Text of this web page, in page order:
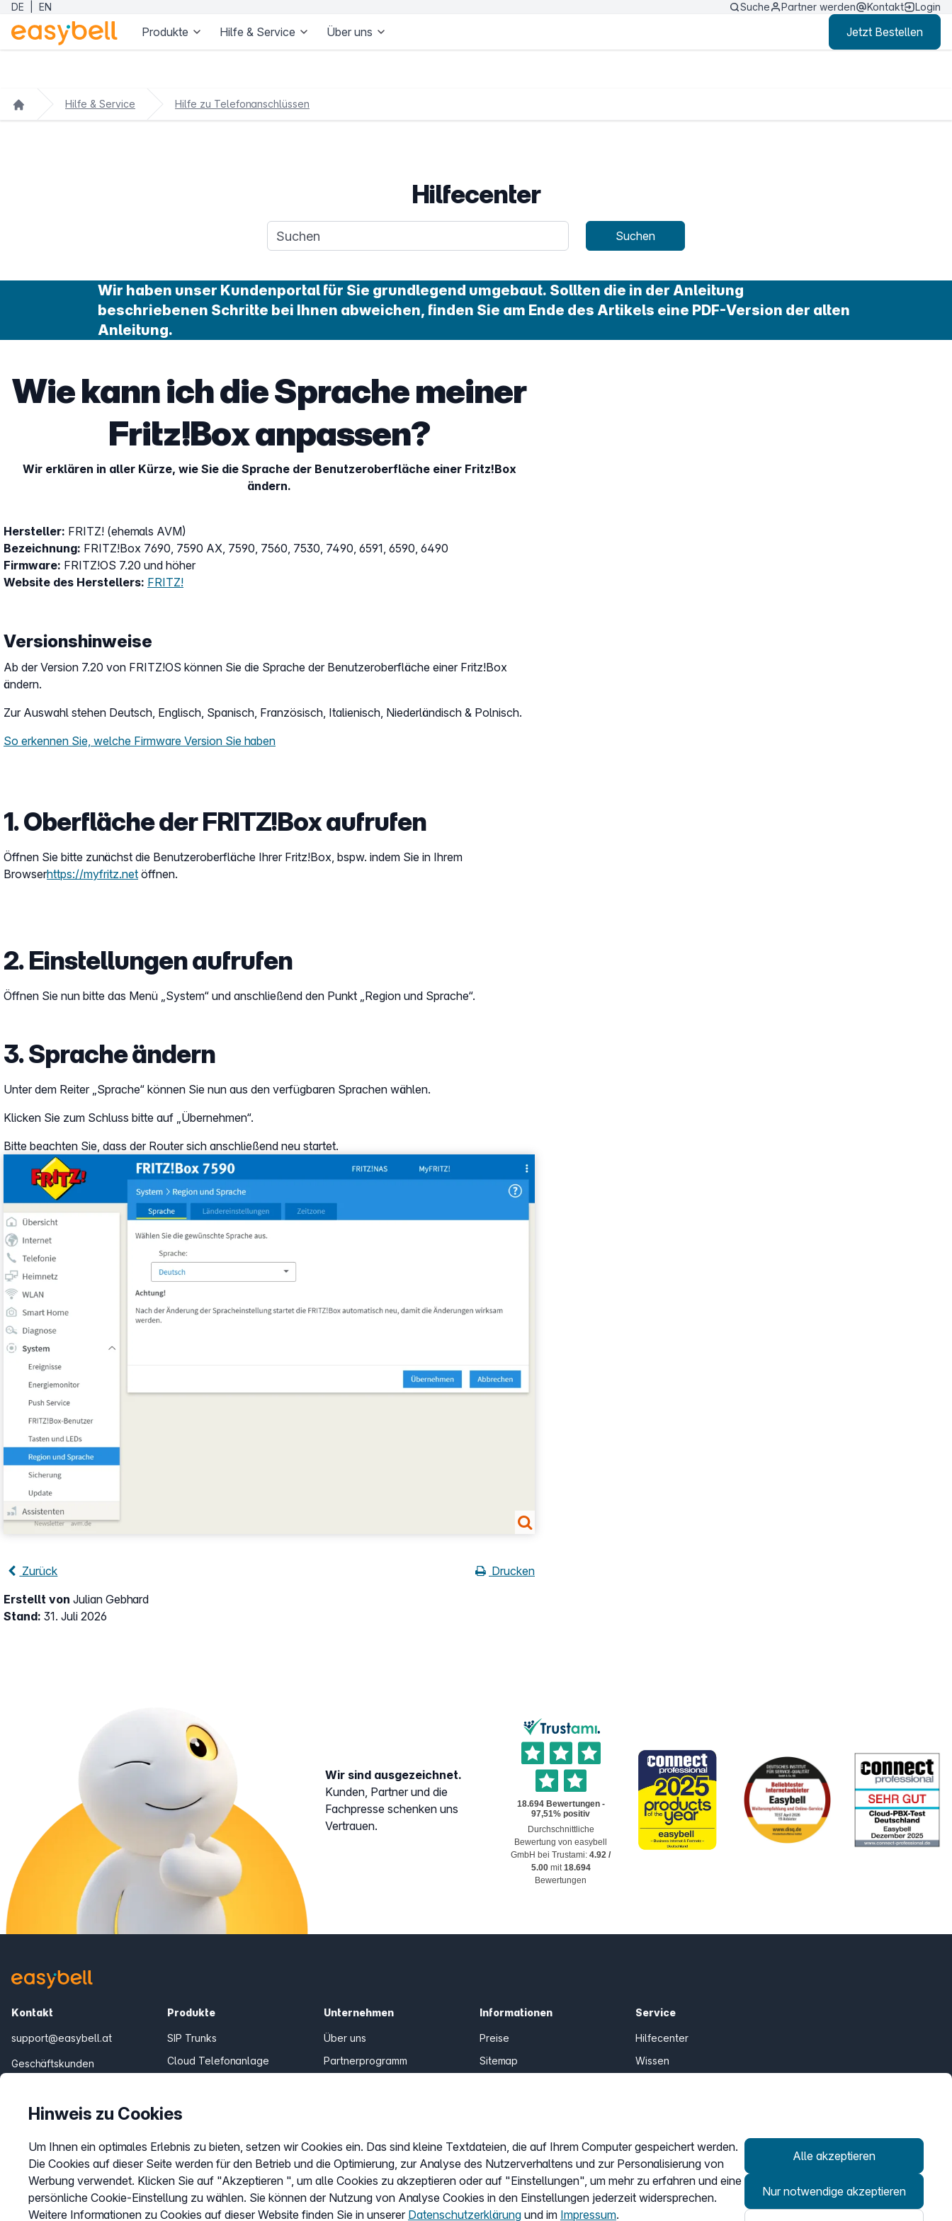
Zum Hauptinhalt springen
DE EN Suche Partner werden Kontakt Login
Produkte Hilfe & Service Über uns Jetzt Bestellen
Hilfe & Service Hilfe zu Telefonanschlüssen
Hilfecenter
Suchanfrage Suchen
Wir haben unser Kundenportal für Sie grundlegend umgebaut. Sollten die in der Anleitung
beschriebenen Schritte bei Ihnen abweichen, finden Sie am Ende des Artikels eine PDF-Version der alten
Anleitung.
Wie kann ich die Sprache meiner
Fritz!Box anpassen?
Wir erklären in aller Kürze, wie Sie die Sprache der Benutzeroberfläche einer Fritz!Box
ändern.
Hersteller: FRITZ! (ehemals AVM)
Bezeichnung: FRITZ!Box 7690, 7590 AX, 7590, 7560, 7530, 7490, 6591, 6590, 6490
Firmware: FRITZ!OS 7.20 und höher
Website des Herstellers: FRITZ!
Versionshinweise
Ab der Version 7.20 von FRITZ!OS können Sie die Sprache der Benutzeroberfläche einer Fritz!Box
ändern.
Zur Auswahl stehen Deutsch, Englisch, Spanisch, Französisch, Italienisch, Niederländisch & Polnisch.
So erkennen Sie, welche Firmware Version Sie haben
1. Oberfläche der FRITZ!Box aufrufen
Öffnen Sie bitte zunächst die Benutzeroberfläche Ihrer Fritz!Box, bspw. indem Sie in Ihrem
Browserhttps://myfritz.net öffnen.
2. Einstellungen aufrufen
Öffnen Sie nun bitte das Menü „System“ und anschließend den Punkt „Region und Sprache“.
Show larger version
3. Sprache ändern
Unter dem Reiter „Sprache“ können Sie nun aus den verfügbaren Sprachen wählen.
Klicken Sie zum Schluss bitte auf „Übernehmen“.
Bitte beachten Sie, dass der Router sich anschließend neu startet.
Zurück
Drucken
Erstellt von Julian Gebhard
Stand: 31. Juli 2026
Wir sind ausgezeichnet.
Kunden, Partner und die
Fachpresse schenken uns
Vertrauen.
Durchschnittliche
Bewertung von easybell
GmbHbei Trustami:4.92 /
5.00mit 18.694
Bewertungen
Kontakt
support@easybell.at
Geschäftskunden
Mo.–Fr. 8–20 Uhr
Produkte
SIP Trunks
Cloud Telefonanlage
Unternehmen
Über uns
Partnerprogramm
Informationen
Preise
Sitemap
Cookies anpassen
Service
Hilfecenter
Wissen
Hinweis zu Cookies
Um Ihnen ein optimales Erlebnis zu bieten, setzen wir Cookies ein. Das sind kleine Textdateien, die auf Ihrem Computer gespeichert werden.
Die Cookies auf dieser Seite werden für den Betrieb und die Optimierung, zur Analyse des Nutzerverhaltens und zur Personalisierung von
Werbung verwendet. Klicken Sie auf "Akzeptieren ", um alle Cookies zu akzeptieren oder auf "Einstellungen", um mehr zu erfahren und eine
persönliche Cookie-Einstellung zu wählen. Sie können der Nutzung von Analyse Cookies in den Einstellungen jederzeit widersprechen.
Weitere Informationen zu Cookies auf dieser Website finden Sie in unserer Datenschutzerklärung und im Impressum.
Alle akzeptieren
Nur notwendige akzeptieren